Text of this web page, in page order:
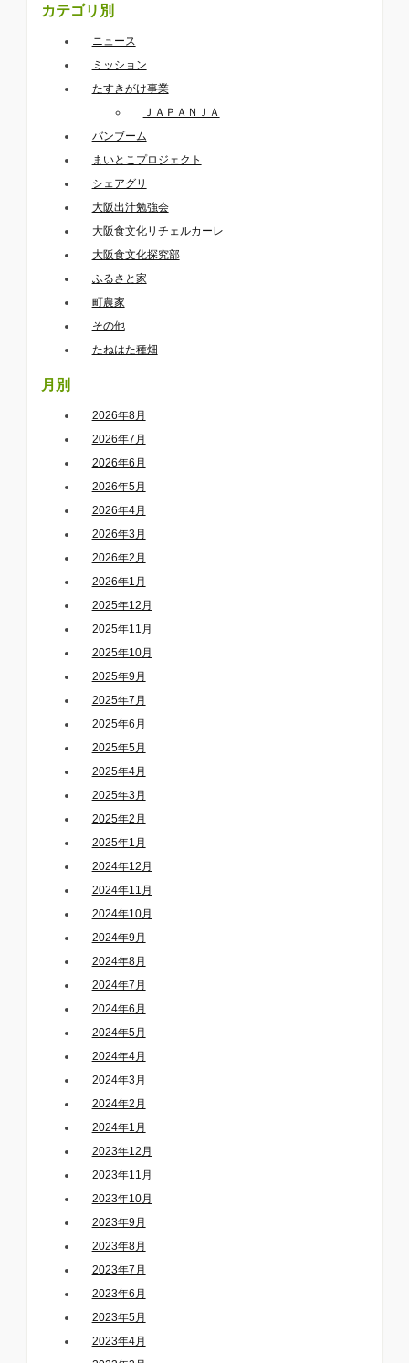
カテゴリ別
ニュース
ミッション
たすきがけ事業
ＪＡＰＡＮＪＡ
バンブーム
まいとこプロジェクト
シェアグリ
大阪出汁勉強会
大阪食文化リチェルカーレ
大阪食文化探究部
ふるさと家
町農家
その他
たねはた種畑
月別
2026年8月
2026年7月
2026年6月
2026年5月
2026年4月
2026年3月
2026年2月
2026年1月
2025年12月
2025年11月
2025年10月
2025年9月
2025年7月
2025年6月
2025年5月
2025年4月
2025年3月
2025年2月
2025年1月
2024年12月
2024年11月
2024年10月
2024年9月
2024年8月
2024年7月
2024年6月
2024年5月
2024年4月
2024年3月
2024年2月
2024年1月
2023年12月
2023年11月
2023年10月
2023年9月
2023年8月
2023年7月
2023年6月
2023年5月
2023年4月